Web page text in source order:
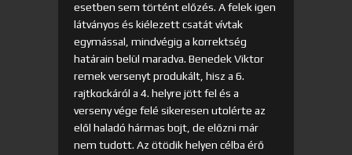
esetben sem történt előzés. A felek igen
látványos és kiélezett csatát vívtak
egymással, mindvégig a korrektség
határain belül maradva. Benedek Viktor
remek versenyt produkált, hisz a 6.
rajtkockáról a 4. helyre jött fel és a
verseny vége felé sikeresen utolérte az
elől haladó hármas bojt, de előzni már
nem tudott. Az ötödik helyen célba érő